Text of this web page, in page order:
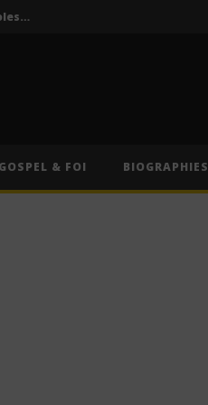
Darkoo ft. Asake – That Girl (Lyrics / Paroles & Traduction Française)
Darkoo ft. Asake – That Girl (Lyrics / Paroles & Traduction Française)
GOSPEL & FOI BIOGRAPHIES